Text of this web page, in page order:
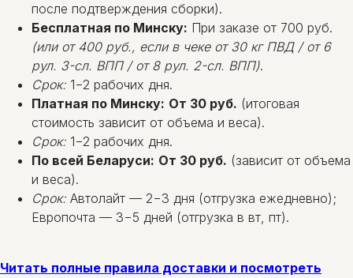
после подтверждения сборки).
Бесплатная по Минску: При заказе от 700 руб.
(или от 400 руб., если в чеке от 30 кг ПВД / от 6
рул. 3-сл. ВПП / от 8 рул. 2-сл. ВПП).
Срок: 1−2 рабочих дня.
Платная по Минску: От 30 руб. (итоговая
стоимость зависит от объема и веса).
Срок: 1−2 рабочих дня.
По всей Беларуси: От 30 руб. (зависит от объема
и веса).
Срок: Автолайт — 2−3 дня (отгрузка ежедневно);
Европочта — 3−5 дней (отгрузка в вт, пт).
Читать полные правила доставки и посмотреть